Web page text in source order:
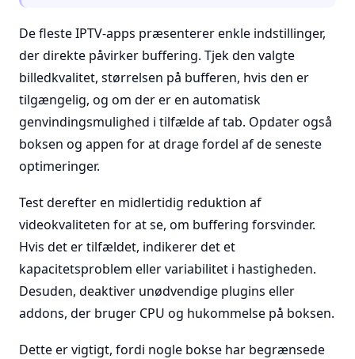
De fleste IPTV-apps præsenterer enkle indstillinger,
der direkte påvirker buffering. Tjek den valgte
billedkvalitet, størrelsen på bufferen, hvis den er
tilgængelig, og om der er en automatisk
genvindingsmulighed i tilfælde af tab. Opdater også
boksen og appen for at drage fordel af de seneste
optimeringer.
Test derefter en midlertidig reduktion af
videokvaliteten for at se, om buffering forsvinder.
Hvis det er tilfældet, indikerer det et
kapacitetsproblem eller variabilitet i hastigheden.
Desuden, deaktiver unødvendige plugins eller
addons, der bruger CPU og hukommelse på boksen.
Dette er vigtigt, fordi nogle bokse har begrænsede